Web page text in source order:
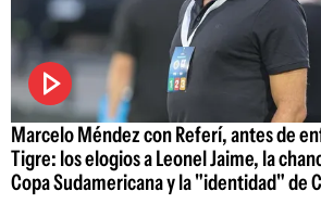
Marcelo Méndez con Referí, antes de
Tigre: los elogios a Leonel Jaime, la
Copa Sudamericana y la "identidad" de